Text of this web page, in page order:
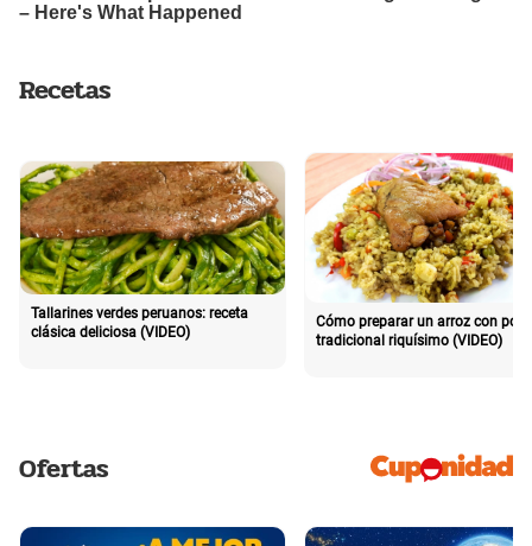
Recetas
Tallarines verdes peruanos: receta
clásica deliciosa (VIDEO)
Cómo preparar un arroz con pollo
tradicional riquísimo (VIDEO)
Ofertas